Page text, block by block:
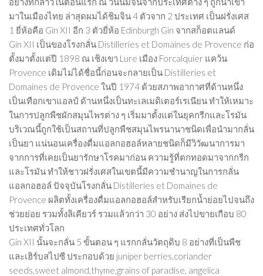
มาในเมืองไทย ล่าสุดผมได้ชิมจิน 4 ตัวจาก 2 ประเทศ เป็นฝรั่งเศส
1 ยี่ห้อคือ Gin XII อีก 3 ตัวยี่ห้อ Edinburgh Gin จากสก็อตแลนด์
Gin XII เป็นของโรงกลั่น Distilleries et Domaines de Provence ก่อ
ตั้งมาตั้งแต่ปี 1898 ณ เชิงเขา Lure เมือง Forcalquier แคว้น
Provence เดิมไม่ได้ชื่อนี้ก่อนจะกลายเป็น Distilleries et
Domaines de Provence ในปี 1974 ด้วยสภาพอากาศที่ด้านหนึ่ง
เป็นเทือกเขาแอลป์ ด้านหนึ่งเป็นทะเลเมดิเตอร์เรเนียน ทำให้เหมาะ
ในการปลูกพืชผักสมุนไพรต่าง ๆ เริ่มมาตั้งแต่ในยุคกรีกและโรมัน
บริเวณนี้ถูกใช้เป็นสถานที่ปลูกพืชสมุนไพรนานาชนิดเพื่อนำมากลั่น
เป็นยา แน่นอนเครื่องดื่มแอลกอฮอล์หลายชนิดก็มีวิวัฒนาการมา
จากการที่เคยเป็นยารักษาโรคมาก่อน ความรู้ที่ตกทอดมาจากกรีก
และโรมัน ทำให้ชาวฝรั่งเศสในเขตนี้มีความชำนาญในการกลั่น
แอลกอฮอล์ ปัจจุบันโรงกลั่น Distilleries et Domaines de
Provence ผลิตทั้งเครื่องดื่มแอลกอฮอล์สำหรับเรียกน้ำย่อยไปจนถึง
ช่วยย่อย รวมทั้งลิเคียวร์ รวมแล้วกว่า 30 อย่าง ส่งไปขายเกือบ 80
ประเทศทั่วโลก
Gin XII นั้นจะกลั่น 5 ขั้นตอน ๆ แรกกลั่นวัตถุดิบ 8 อย่างที่เป็นพืช
และเฮิร์บสไปซี ประกอบด้วย juniper berries,coriander
seeds,sweet almond,thyme,grains of paradise, angelica